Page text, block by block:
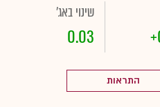
שינוי באג'
0.03
התראות